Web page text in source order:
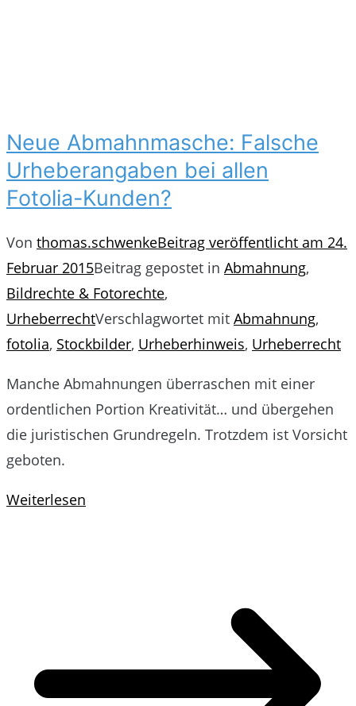
Neue Abmahnmasche: Falsche
Urheberangaben bei allen
Fotolia-Kunden?
Von thomas.schwenkeBeitrag veröffentlicht am 24.
Februar 2015Beitrag gepostet in Abmahnung,
Bildrechte & Fotorechte,
UrheberrechtVerschlagwortet mit Abmahnung,
fotolia, Stockbilder, Urheberhinweis, Urheberrecht
Manche Abmahnungen überraschen mit einer
ordentlichen Portion Kreativität… und übergehen
die juristischen Grundregeln. Trotzdem ist Vorsicht
geboten.
Weiterlesen